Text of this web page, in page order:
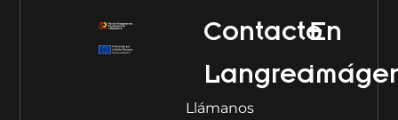
Contacto
Langreo
Llámanos
En